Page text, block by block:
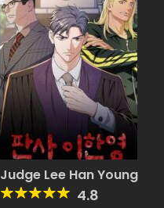
Judge Lee Han Young
4.8